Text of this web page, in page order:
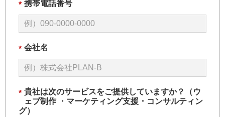
* 携帯電話番号
* 会社名
* 貴社は次のサービスをご提供していますか？（ウ
ェブ制作 ・マーケティング支援・コンサルティン
グ）